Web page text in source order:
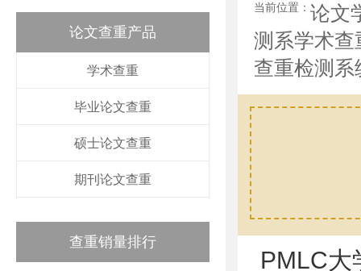
论文查重产品
学术查重
毕业论文查重
硕士论文查重
期刊论文查重
查重销量排行
当前位置： 论文
测系学术查
查重检测
PMLC大